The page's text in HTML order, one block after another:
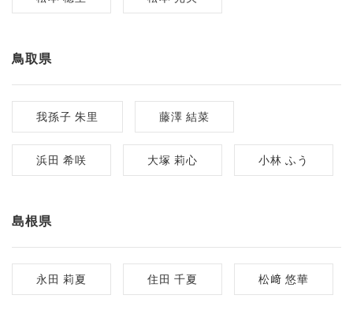
鳥取県
我孫子 朱里 藤澤 結菜
浜田 希咲 大塚 莉心 小林 ふう
島根県
永田 莉夏 住田 千夏 松﨑 悠華